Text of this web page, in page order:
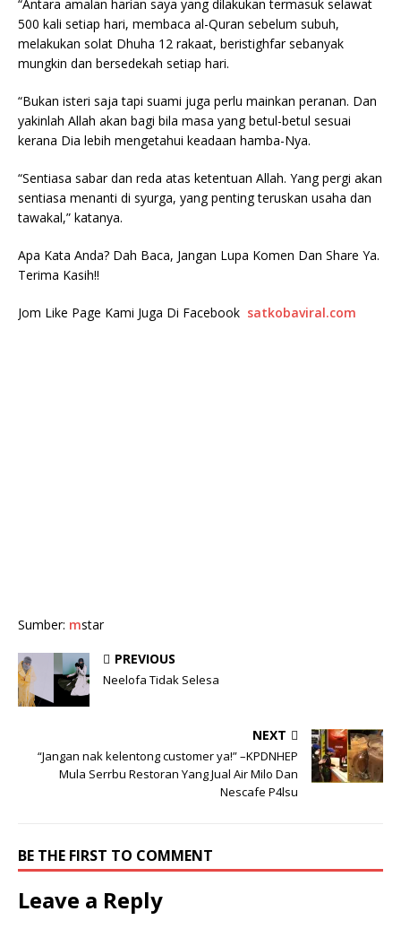
“Antara amalan harian saya yang dilakukan termasuk selawat
500 kali setiap hari, membaca al-Quran sebelum subuh,
melakukan solat Dhuha 12 rakaat, beristighfar sebanyak
mungkin dan bersedekah setiap hari.
“Bukan isteri saja tapi suami juga perlu mainkan peranan. Dan
yakinlah Allah akan bagi bila masa yang betul-betul sesuai
kerana Dia lebih mengetahui keadaan hamba-Nya.
“Sentiasa sabar dan reda atas ketentuan Allah. Yang pergi akan
sentiasa menanti di syurga, yang penting teruskan usaha dan
tawakal,” katanya.
Apa Kata Anda? Dah Baca, Jangan Lupa Komen Dan Share Ya.
Terima Kasih!!
Jom Like Page Kami Juga Di Facebook satkobaviral.com
Sumber: mstar
PREVIOUS
Neelofa Tidak Selesa
NEXT
“Jangan nak kelentong customer ya!” –KPDNHEP
Mula Serrbu Restoran Yang Jual Air Milo Dan
Nescafe P4lsu
BE THE FIRST TO COMMENT
Leave a Reply